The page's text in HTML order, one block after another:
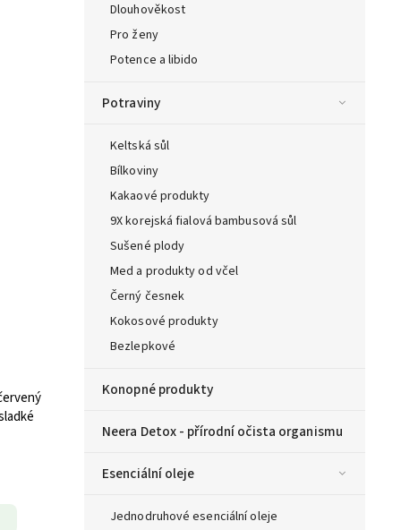
Dlouhověkost
Pro ženy
Potence a libido
Potraviny
Keltská sůl
Bílkoviny
Kakaové produkty
9X korejská fialová bambusová sůl
Sušené plody
Med a produkty od včel
Černý česnek
Kokosové produkty
Bezlepkové
Konopné produkty
Neera Detox - přírodní očista organismu
Esenciální oleje
Jednodruhové esenciální oleje